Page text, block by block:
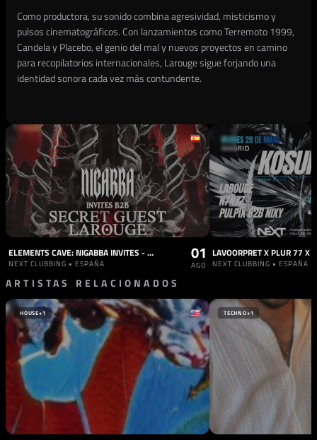
Como productora, su sonido combina agresividad, misticismo y
pulsos cinematográficos. Con lanzamientos como Terremoto 1999,
Candela y Placebo, el genio del mal y nuevos proyectos en camino
para recopilatorios internacionales, Larouge sigue forjando una
identidad sonora cada vez más contundente.
ELEMENTS CAVE: NIGABBA INVITES - CLOSE SEASON
NEXT CLUBBING • ESPAÑA
01
AGO NEXT CLUBBING • ESPAÑA
ARTISTAS RELACIONADOS
HOUSE+1 TECHNO+1